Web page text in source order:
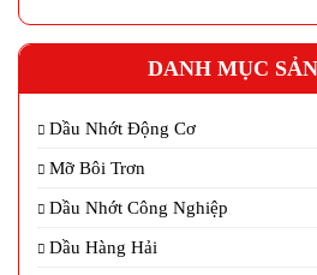
DANH MỤC
Dầu Nhớt Động Cơ
Mỡ Bôi Trơn
Dầu Nhớt Công Nghiệp
Dầu Hàng Hải